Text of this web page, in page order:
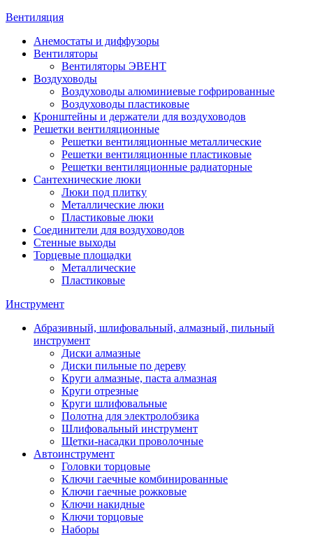
Вентиляция
Анемостаты и диффузоры
Вентиляторы
Вентиляторы ЭВЕНТ
Воздуховоды
Воздуховоды алюминиевые гофрированные
Воздуховоды пластиковые
Кронштейны и держатели для воздуховодов
Решетки вентиляционные
Решетки вентиляционные металлические
Решетки вентиляционные пластиковые
Решетки вентиляционные радиаторные
Сантехнические люки
Люки под плитку
Металлические люки
Пластиковые люки
Соединители для воздуховодов
Стенные выходы
Торцевые площадки
Металлические
Пластиковые
Инструмент
Абразивный, шлифовальный, алмазный, пильный
инструмент
Диски алмазные
Диски пильные по дереву
Круги алмазные, паста алмазная
Круги отрезные
Круги шлифовальные
Полотна для электролобзика
Шлифовальный инструмент
Щетки-насадки проволочные
Автоинструмент
Головки торцовые
Ключи гаечные комбинированные
Ключи гаечные рожковые
Ключи накидные
Ключи торцовые
Наборы